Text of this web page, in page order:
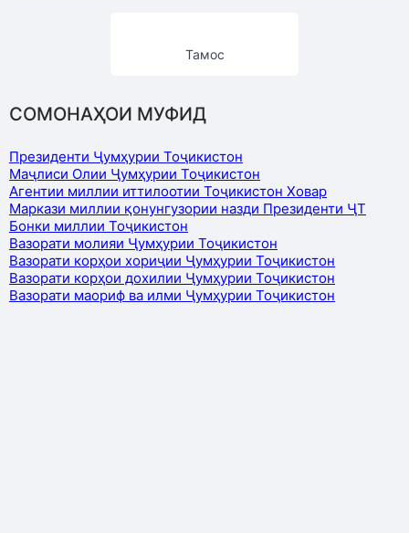
Тамос
СОМОНАҲОИ МУФИД
Президенти Ҷумҳурии Тоҷикистон
Маҷлиси Олии Ҷумҳурии Тоҷикистон
Агентии миллии иттилоотии Тоҷикистон Ховар
Маркази миллии қонунгузории назди Президенти ҶТ
Бонки миллии Тоҷикистон
Вазорати молияи Ҷумҳурии Тоҷикистон
Вазорати корҳои хориҷии Ҷумҳурии Тоҷикистон
Вазорати корҳои дохилии Ҷумҳурии Тоҷикистон
Вазорати маориф ва илми Ҷумҳурии Тоҷикистон